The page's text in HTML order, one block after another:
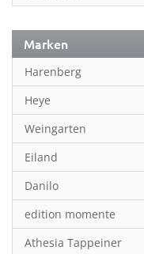
Marken
Harenberg
Heye
Weingarten
Eiland
Danilo
edition momente
Athesia Tappeiner